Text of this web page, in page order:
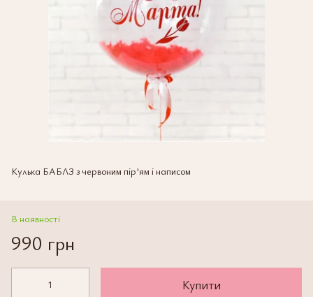
Кулька БАБЛЗ з червоним пір'ям і написом
В наявності
990 грн
Купити